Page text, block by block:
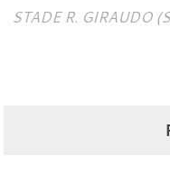
STADE R. GIRAUDO